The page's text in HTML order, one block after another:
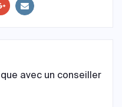
avec un conseiller